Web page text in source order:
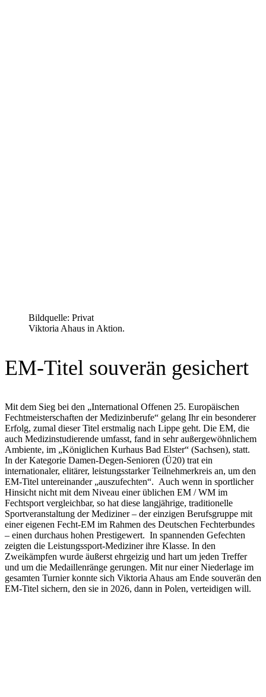
Bildquelle: Privat
Viktoria Ahaus in Aktion.
EM-Titel souverän gesichert
Mit dem Sieg bei den „International Offenen 25. Europäischen
Fechtmeisterschaften der Medizinberufe“ gelang Ihr ein besonderer
Erfolg, zumal dieser Titel erstmalig nach Lippe geht. Die EM, die
auch Medizinstudierende umfasst, fand in sehr außergewöhnlichem
Ambiente, im „Königlichen Kurhaus Bad Elster“ (Sachsen), statt.
In der Kategorie Damen-Degen-Senioren (Ü20) trat ein
internationaler, elitärer, leistungsstarker Teilnehmerkreis an, um den
EM-Titel untereinander „auszufechten“. Auch wenn in sportlicher
Hinsicht nicht mit dem Niveau einer üblichen EM / WM im
Fechtsport vergleichbar, so hat diese langjährige, traditionelle
Sportveranstaltung der Mediziner – der einzigen Berufsgruppe mit
einer eigenen Fecht-EM im Rahmen des Deutschen Fechterbundes
– einen durchaus hohen Prestigewert. In spannenden Gefechten
zeigten die Leistungssport-Mediziner ihre Klasse. In den
Zweikämpfen wurde äußerst ehrgeizig und hart um jeden Treffer
und um die Medaillenränge gerungen. Mit nur einer Niederlage im
gesamten Turnier konnte sich Viktoria Ahaus am Ende souverän den
EM-Titel sichern, den sie in 2026, dann in Polen, verteidigen will.